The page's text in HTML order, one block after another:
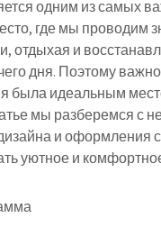
одним из самых
где мы проводим
отдыхая и
дня. Поэтому важно
была идеальным
мы разберемся с
и оформления
уютное и